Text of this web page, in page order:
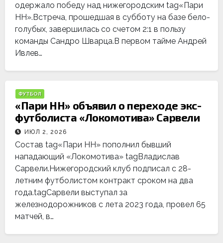
одержало победу над нижегородским tag«Пари
НН».Встреча, прошедшая в субботу на базе бело-
голубых, завершилась со счетом 2:1 в пользу
команды Сандро Шварца.В первом тайме Андрей
Ивлев…
ФУТБОЛ
«Пари НН» объявил о переходе экс-
футболиста «Локомотива» Сарвели
ИЮЛ 2, 2026
Состав tag«Пари НН» пополнил бывший
нападающий «Локомотива» tagВладислав
Сарвели.Нижегородский клуб подписал с 28-
летним футболистом контракт сроком на два
года.tagСарвели выступал за
железнодорожников с лета 2023 года, провел 65
матчей, в…